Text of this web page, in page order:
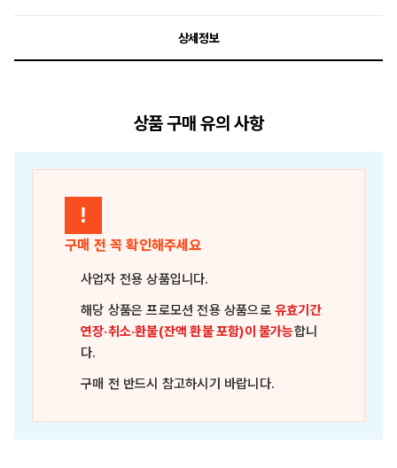
상세정보
상품 구매 유의 사항
!
구매 전 꼭 확인해주세요
사업자 전용 상품입니다.
해당 상품은프로모션 전용 상품으로유효기간
연장·취소·환불(잔액 환불 포함)이 불가능합니
다.
구매 전 반드시 참고하시기 바랍니다.